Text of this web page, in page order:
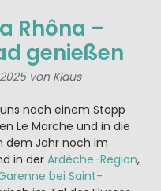
Rhôna –
genießen
von Klaus
nach einem Stopp
Le Marche und in die
dem Jahr noch im
in der Ardèche-Region,
bei Saint-